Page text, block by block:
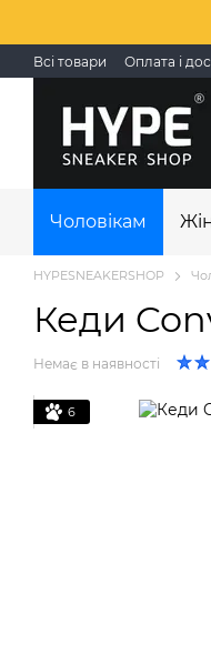
Всі товари Оплата і
Чоловікам
HYPESNEAKERSHOP
Кеди
Немає в наявності
6